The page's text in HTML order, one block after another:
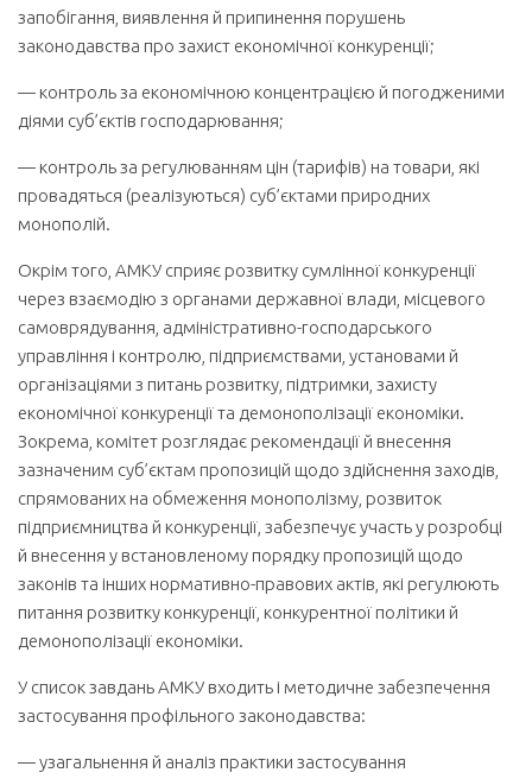
запобігання, виявлення й припинення порушень
законодавства про захист економічної конкуренції;
— контроль за економічною концентрацією й погодженими
діями суб’єктів господарювання;
— контроль за регулюванням цін (тарифів) на товари, які
провадяться (реалізуються) суб’єктами природних
монополій.
Окрім того, АМКУ сприяє розвитку сумлінної конкуренції
через взаємодію з органами державної влади, місцевого
самоврядування, адміністративно-господарського
управління і контролю, підприємствами, установами й
організаціями з питань розвитку, підтримки, захисту
економічної конкуренції та демонополізації економіки.
Зокрема, комітет розглядає рекомендації й внесення
зазначеним суб’єктам пропозицій щодо здійснення заходів,
спрямованих на обмеження монополізму, розвиток
підприємництва й конкуренції, забезпечує участь у розробці
й внесення у встановленому порядку пропозицій щодо
законів та інших нормативно-правових актів, які регулюють
питання розвитку конкуренції, конкурентної політики й
демонополізації економіки.
У список завдань АМКУ входить і методичне забезпечення
застосування профільного законодавства:
— узагальнення й аналіз практики застосування